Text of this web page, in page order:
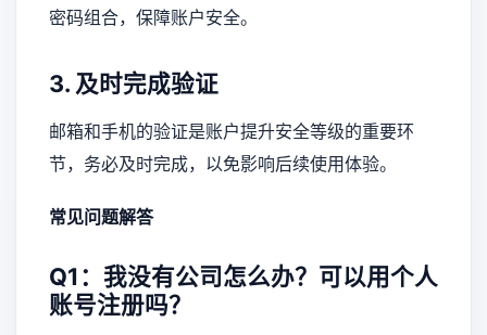
密码组合，保障账户安全。
3. 及时完成验证
邮箱和手机的验证是账户提升安全等级的重要环
节，务必及时完成，以免影响后续使用体验。
常见问题解答
Q1：我没有公司怎么办？可以用个人
账号注册吗？